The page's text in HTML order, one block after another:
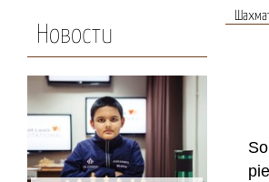
Новости